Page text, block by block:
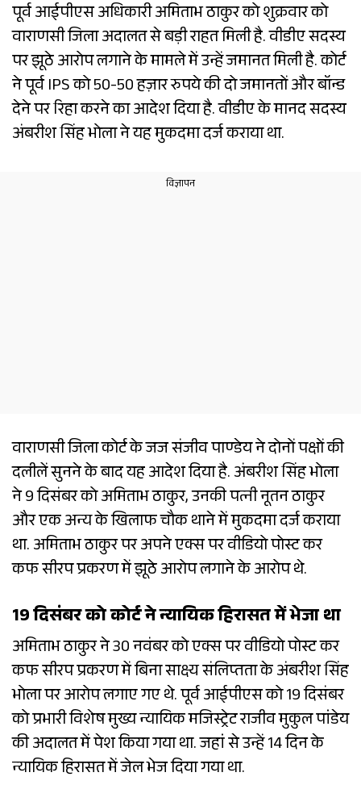
पूर्व आईपीएस अधिकारी अमिताभ ठाकुर को शुक्रवार को
वाराणसी जिला अदालत से बड़ी राहत मिली है. वीडीए सदस्य
पर झूठे आरोप लगाने के मामले में उन्हें जमानत मिली है. कोर्ट
ने पूर्व IPS को 50-50 हज़ार रुपये की दो जमानतों और बॉन्ड
देने पर रिहा करने का आदेश दिया है. वीडीए के मानद सदस्य
अंबरीश सिंह भोला ने यह मुकदमा दर्ज कराया था.
वाराणसी जिला कोर्ट के जज संजीव पाण्डेय ने दोनों पक्षों की
दलीलें सुनने के बाद यह आदेश दिया है. अंबरीश सिंह भोला
ने 9 दिसंबर को अमिताभ ठाकुर, उनकी पत्नी नूतन ठाकुर
और एक अन्य के खिलाफ चौक थाने में मुकदमा दर्ज कराया
था. अमिताभ ठाकुर पर अपने एक्स पर वीडियो पोस्ट कर
कफ सीरप प्रकरण में झूठे आरोप लगाने के आरोप थे.
19 दिसंबर को कोर्ट ने न्यायिक हिरासत में भेजा था
अमिताभ ठाकुर ने 30 नवंबर को एक्स पर वीडियो पोस्ट कर
कफ सीरप प्रकरण में बिना साक्ष्य संलिप्तता के अंबरीश सिंह
भोला पर आरोप लगाए गए थे. पूर्व आईपीएस को 19 दिसंबर
को प्रभारी विशेष मुख्य न्यायिक मजिस्ट्रेट राजीव मुकुल पांडेय
की अदालत में पेश किया गया था. जहां से उन्हें 14 दिन के
न्यायिक हिरासत में जेल भेज दिया गया था.